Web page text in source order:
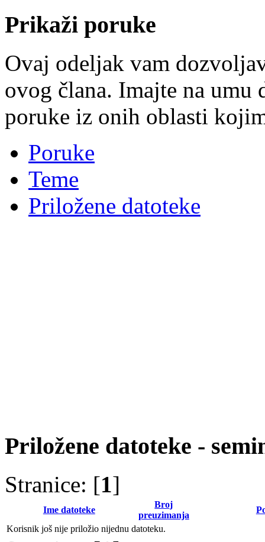
Prikaži poruke
Ovaj odeljak vam
ovog člana. Imajte na umu
poruke iz onih oblasti
Poruke
Teme
Priložene datoteke
Priložene datoteke -
Stranice: [1]
Ime datoteke
Broj
preuzimanja
Korisnik još nije priložio nijednu datoteku.